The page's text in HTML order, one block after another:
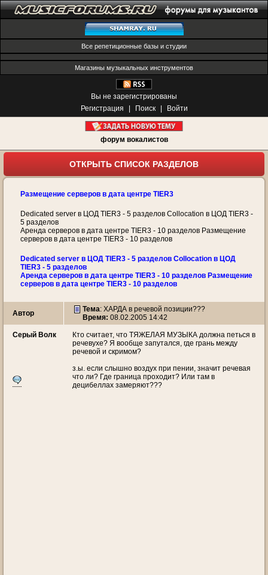
Все репетиционные базы и студии
Магазины музыкальных инструментов
Вы не зарегистрированы
Регистрация
Поиск Войти
форум вокалистов
ОТКРЫТЬ СПИСОК РАЗДЕЛОВ
Размещение серверов в дата центре TIER3
Dedicated server в ЦОД TIER3 - 5 разделов Collocation в ЦОД TIER3 -
5 разделов
Аренда серверов в дата центре TIER3 - 10 разделов Размещение
серверов в дата центре TIER3 - 10 разделов
Dedicated server в ЦОД TIER3 - 5 разделов Collocation в ЦОД
TIER3 - 5 разделов
Аренда серверов в дата центре TIER3 - 10 разделов Размещение
серверов в дата центре TIER3 - 10 разделов
Автор Тема: ХАРДА в речевой позиции???
Время: 08.02.2005 14:42
Серый Волк
Кто считает, что ТЯЖЕЛАЯ МУЗЫКА должна петься в
речевухе? Я вообще запутался, где грань между
речевой и скримом?
з.ы. если слышно воздух при пении, значит речевая
что ли? Где граница проходит? Или там в
децибеллах замеряют???